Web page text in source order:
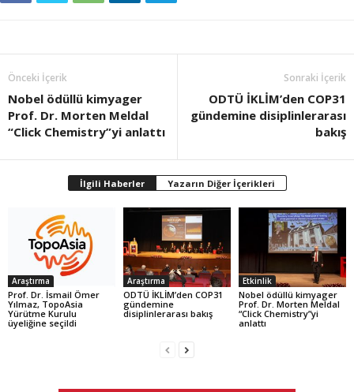
Önceki İçerik
Nobel ödüllü kimyager
Prof. Dr. Morten Meldal
“Click Chemistry”yi anlattı
Sonraki İçerik
ODTÜ İKLİM’den COP31
gündemine disiplinlerarası
bakış
İlgili Haberler Yazarın Diğer İçerikleri
Araştırma
Prof. Dr. İsmail Ömer
Yılmaz, TopoAsia
Yürütme Kurulu
üyeliğine seçildi
Araştırma
ODTÜ İKLİM’den COP31
gündemine
disiplinlerarası bakış
Etkinlik
Nobel ödüllü kimyager
Prof. Dr. Morten Meldal
“Click Chemistry”yi
anlattı